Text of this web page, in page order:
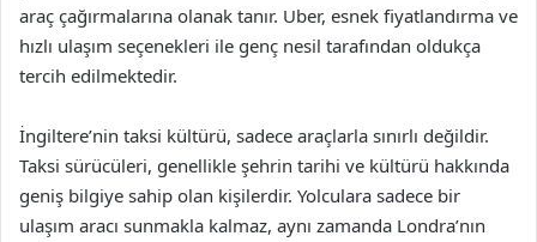
araç çağırmalarına olanak tanır. Uber, esnek fiyatlandırma ve
hızlı ulaşım seçenekleri ile genç nesil tarafından oldukça
tercih edilmektedir.
İngiltere’nin taksi kültürü, sadece araçlarla sınırlı değildir.
Taksi sürücüleri, genellikle şehrin tarihi ve kültürü hakkında
geniş bilgiye sahip olan kişilerdir. Yolculara sadece bir
ulaşım aracı sunmakla kalmaz, aynı zamanda Londra’nın